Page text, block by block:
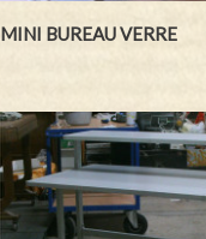
MINI BUREAU VERRE